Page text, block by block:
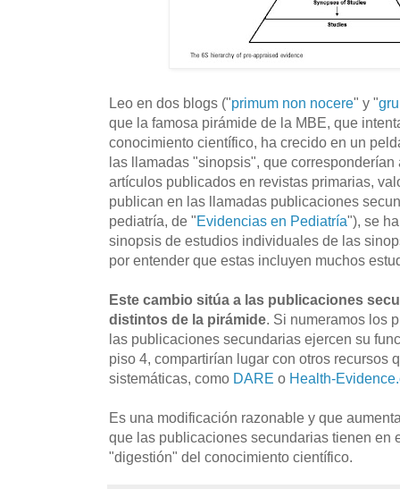
Leo en dos blogs ("primum non nocere" y "
que la famosa pirámide de la MBE, que
conocimiento científico, ha crecido en un
las llamadas "sinopsis", que
artículos publicados en revistas primarias,
publican en las llamadas publicaciones
pediatría, de "Evidencias en Pediatría"), se
sinopsis de estudios individuales de las
por entender que estas incluyen muchos
Este cambio sitúa a las publicaciones
distintos de la pirámide . Si numeramos los
las publicaciones secundarias ejercen su
piso 4, compartirían lugar con otros recursos
sistemáticas, como DARE o Health-
Es una modificación razonable y que
que las publicaciones secundarias tienen en
"digestión" del conocimiento científico.